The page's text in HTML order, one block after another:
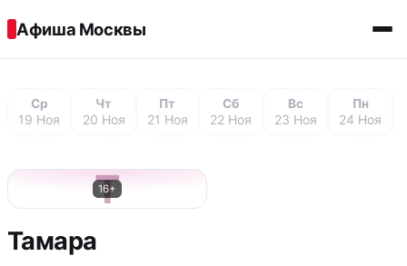
Афиша Москвы
Ср
19 Ноя
Чт
20 Ноя
Пт
21 Ноя
Сб
22 Ноя
Вс
23 Ноя
Пн
24 Ноя
Т
16+
Тамара